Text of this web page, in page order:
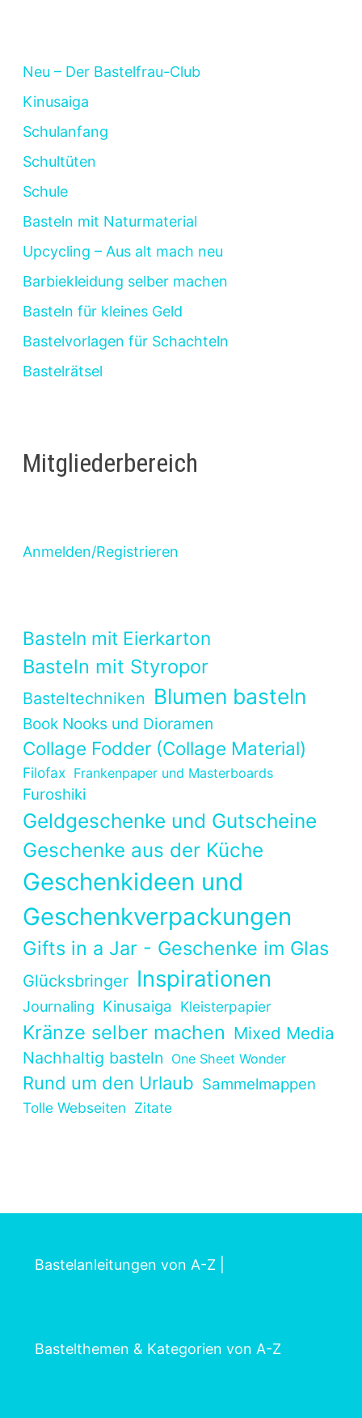
Neu – Der Bastelfrau-Club
Kinusaiga
Schulanfang
Schultüten
Schule
Basteln mit Naturmaterial
Upcycling – Aus alt mach neu
Barbiekleidung selber machen
Basteln für kleines Geld
Bastelvorlagen für Schachteln
Bastelrätsel
Mitgliederbereich
Anmelden/Registrieren
Basteln mit Eierkarton
Basteln mit Styropor
Basteltechniken Blumen basteln
Book Nooks und Dioramen
Collage Fodder (Collage Material)
Filofax Frankenpaper und Masterboards
Furoshiki
Geldgeschenke und Gutscheine
Geschenke aus der Küche
Geschenkideen und
Geschenkverpackungen
Gifts in a Jar - Geschenke im Glas
Glücksbringer Inspirationen
Journaling Kinusaiga Kleisterpapier
Kränze selber machen Mixed Media
Nachhaltig basteln One Sheet Wonder
Rund um den Urlaub Sammelmappen
Tolle Webseiten Zitate
Bastelanleitungen von A-Z
Bastelthemen & Kategorien von A-Z